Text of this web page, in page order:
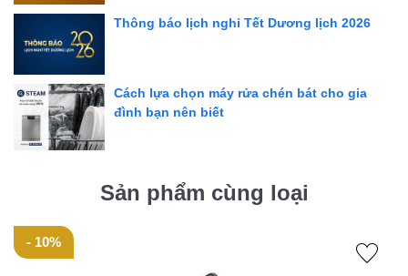
Thiết kế sang trọng, hiện đại theo phong cách Châu Âu
Chất liệu đồng mạ chrome bền bỉ, sáng bóng, dễ dàng
vệ sinh
Tia phun êm, nhẹ và chống ồn, tiết kiệm nước
Sản xuất theo tiêu chuẩn EU mới nhất
Dễ dàng lắp đặt
Mã sản phẩm: 225005.2CR
Kiểu lắp đặt: Bộ sen tắm nóng lạnh
Cam kết
Thông báo lịch nghỉ Tết Dương lịch 2026
Cách lựa chọn máy rửa chén bát cho gia
đình bạn nên biết
Sản phẩm cùng loại
- 10%